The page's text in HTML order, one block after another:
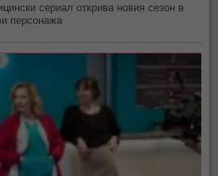
сериал открива новия сезон в
персонажа